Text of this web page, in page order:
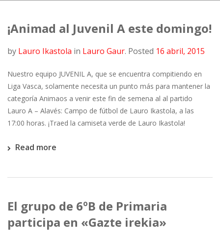
¡Animad al Juvenil A este domingo!
by Lauro Ikastola in Lauro Gaur. Posted 16 abril, 2015
Nuestro equipo JUVENIL A, que se encuentra compitiendo en
Liga Vasca, solamente necesita un punto más para mantener la
categoría Animaos a venir este fin de semena al al partido
Lauro A – Alavés: Campo de fútbol de Lauro Ikastola, a las
17:00 horas. ¡Traed la camiseta verde de Lauro Ikastola!
Read more
El grupo de 6ºB de Primaria
participa en «Gazte irekia»